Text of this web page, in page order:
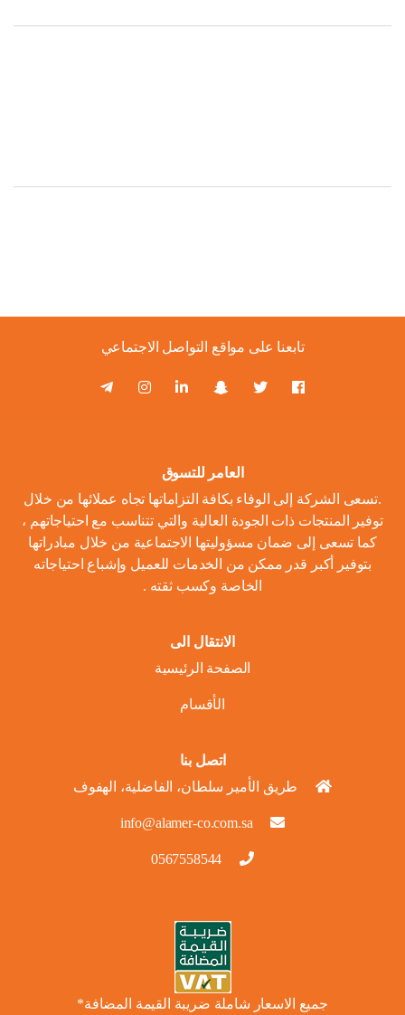
تابعنا على مواقع التواصل الاجتماعي
العامر للتسوق
.تسعى الشركة إلى الوفاء بكافة التزاماتها تجاه عملائها من خلال
توفير المنتجات ذات الجودة العالية والتي تتناسب مع احتياجاتهم ،
كما تسعى إلى ضمان مسؤوليتها الاجتماعية من خلال مبادراتها
بتوفير أكبر قدر ممكن من الخدمات للعميل وإشباع احتياجاته
الخاصة وكسب ثقته .
الانتقال الى
الصفحة الرئيسية
الأقسام
اتصل بنا
طريق الأمير سلطان، الفاضلية، الهفوف
info@alamer-co.com.sa
0567558544
جميع الاسعار شاملة ضريبة القيمة المضافة*